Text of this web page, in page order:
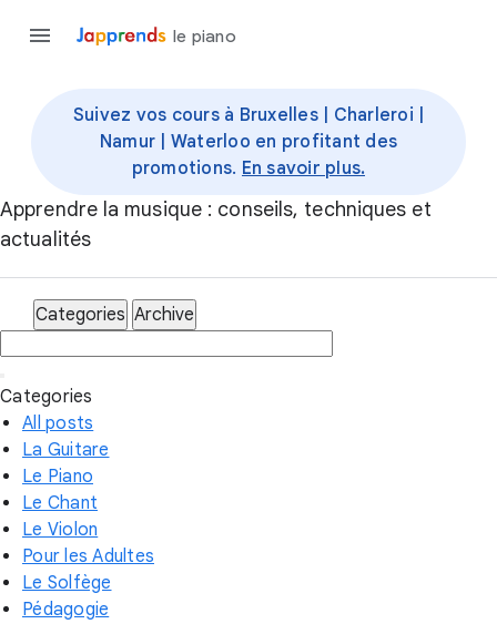
le piano
Suivez vos cours à Bruxelles | Charleroi |
Namur | Waterloo en profitant des
promotions. En savoir plus.
Apprendre la musique : conseils, techniques et
actualités
Categories Archive
Categories
All posts
La Guitare
Le Piano
Le Chant
Le Violon
Pour les Adultes
Le Solfège
Pédagogie